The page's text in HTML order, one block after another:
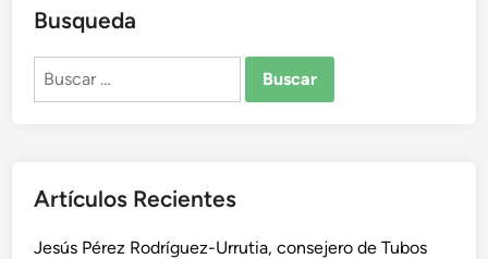
Busqueda
Buscar:
Artículos Recientes
Jesús Pérez Rodríguez-Urrutia, consejero de Tubos